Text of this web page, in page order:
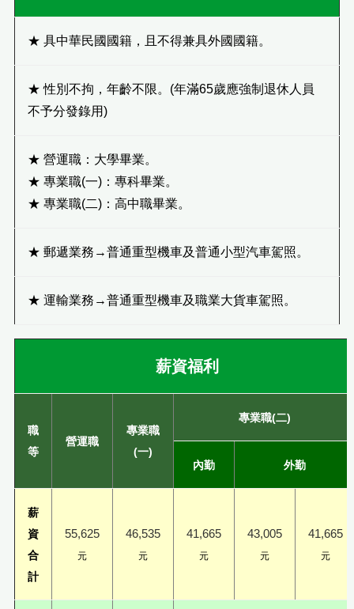
★ 具中華民國國籍，且不得兼具外國國籍。
★ 性別不拘，年齡不限。(年滿65歲應強制退休人員
不予分發錄用)
★ 營運職：大學畢業。
★ 專業職(一)：專科畢業。
★ 專業職(二)：高中職畢業。
★ 郵遞業務→普通重型機車及普通小型汽車駕照。
★ 運輸業務→普通重型機車及職業大貨車駕照。
薪資福利
職
等
營運職
專業職
(一)
專業職(二)
內勤 外勤
薪
資
合
計
55,625
元
46,535
元
41,665
元
43,005
元
41,665
元